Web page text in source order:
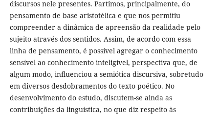
discursos nele presentes. Partimos, principalmente, do
pensamento de base aristotélica e que nos permitiu
compreender a dinâmica de apreensão da realidade pelo
sujeito através dos sentidos. Assim, de acordo com essa
linha de pensamento, é possível agregar o conhecimento
sensível ao conhecimento inteligível, perspectiva que, de
algum modo, influenciou a semiótica discursiva, sobretudo
em diversos desdobramentos do texto poético. No
desenvolvimento do estudo, discutem-se ainda as
contribuições da linguística, no que diz respeito às